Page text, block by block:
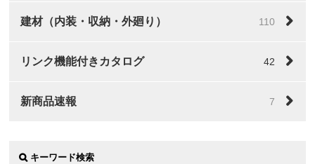
建材（内装・収納・外廻り） 110
リンク機能付きカタログ 42
新商品速報 7
キーワード検索